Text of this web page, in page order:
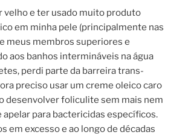
velho e ter usado muito produto
em minha pele (principalmente nas
meus membros superiores e
aos banhos intermináveis na água
perdi parte da barreira trans-
preciso usar um creme oleico caro
desenvolver foliculite sem mais nem
apelar para bactericidas específicos.
em excesso e ao longo de décadas